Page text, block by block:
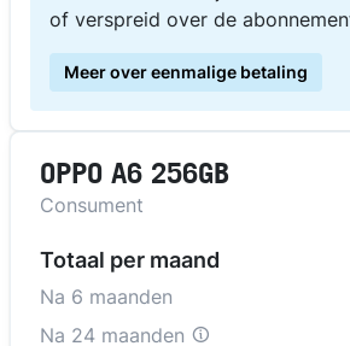
of verspreid over de
Meer over eenmalige betaling
OPPO A6 256GB
Consument
Totaal per maand
Na 6 maanden
Na 24 maanden